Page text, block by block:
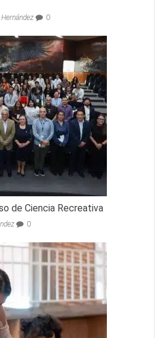
0
de Ciencia Recreativa
0